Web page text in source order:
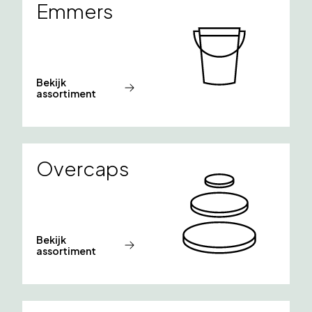
Emmers
Bekijk
assortiment
Overcaps
Bekijk
assortiment